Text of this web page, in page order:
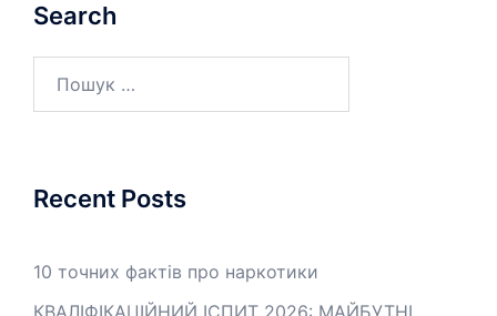
Search
Recent Posts
10 точних фактів про наркотики
КВАЛІФІКАЦІЙНИЙ ІСПИТ 2026: МАЙБУТНІ